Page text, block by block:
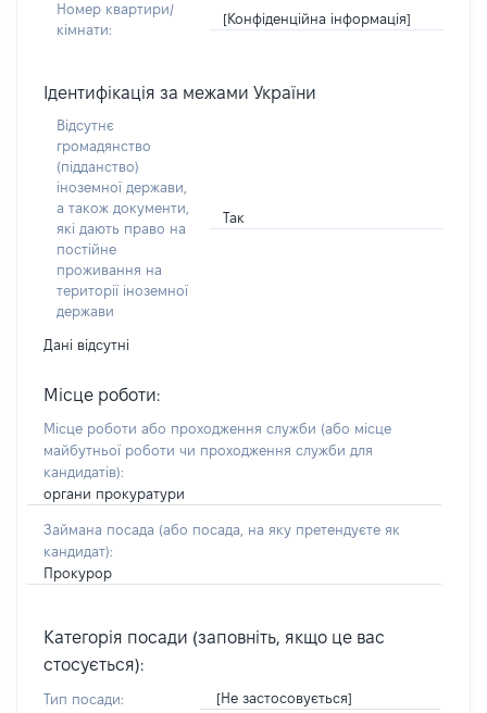
Номер квартири/
кімнати:
[Конфіденційна інформація]
Ідентифікація за межами України
Відсутнє
громадянство
(підданство)
іноземної держави,
а також документи,
які дають право на
постійне
проживання на
території іноземної
держави
Так
Дані відсутні
Місце роботи:
Місце роботи або проходження служби (або місце
майбутньої роботи чи проходження служби для
кандидатів):
органи прокуратури
Займана посада (або посада, на яку претендуєте як
кандидат):
Прокурор
Категорія посади (заповніть, якщо це вас
стосується):
Тип посади: [Не застосовується]